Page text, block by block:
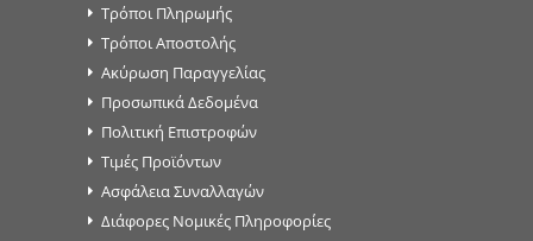
Τρόποι Πληρωμής
Τρόποι Αποστολής
Ακύρωση Παραγγελίας
Προσωπικά Δεδομένα
Πολιτική Επιστροφών
Τιμές Προϊόντων
Ασφάλεια Συναλλαγών
Διάφορες Νομικές Πληροφορίες